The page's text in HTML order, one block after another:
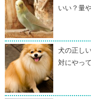
いい？量
犬の正し
対にやっ